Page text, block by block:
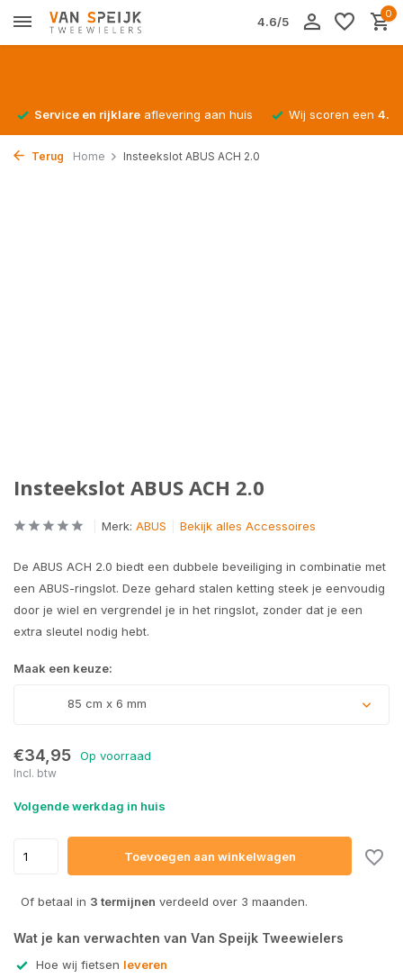
4.6/5
0
Service en rijklare aflevering aan huis Wij scoren een
Terug Home Insteekslot ABUS ACH 2.0
Insteekslot ABUS ACH 2.0
Merk: ABUS Bekijk alles Accessoires
De ABUS ACH 2.0 biedt een dubbele beveiliging in combinatie met
een ABUS-ringslot. Deze gehard stalen ketting steek je eenvoudig
door je wiel en vergrendel je in het ringslot, zonder dat je een
extra sleutel nodig hebt.
Maak een keuze:
85 cm x 6 mm
€34,95 Op voorraad
Incl. btw
Volgende werkdag in huis
Toevoegen aan winkelwagen
Of betaal in 3 termijnen verdeeld over 3 maanden.
Wat je kan verwachten van Van Speijk Tweewielers
Hoe wij fietsen leveren